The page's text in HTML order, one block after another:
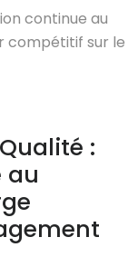
continue au
compétitif sur le
:
au